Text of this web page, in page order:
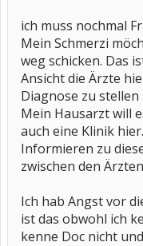
ich muss nochmal
Mein Schmerzi
weg schicken. Das
Ansicht die Ärzte
Diagnose zu
Mein Hausarzt will
auch eine Klinik
Informieren zu
zwischen den
Ich hab Angst vor
ist das obwohl ich
kenne Doc nicht